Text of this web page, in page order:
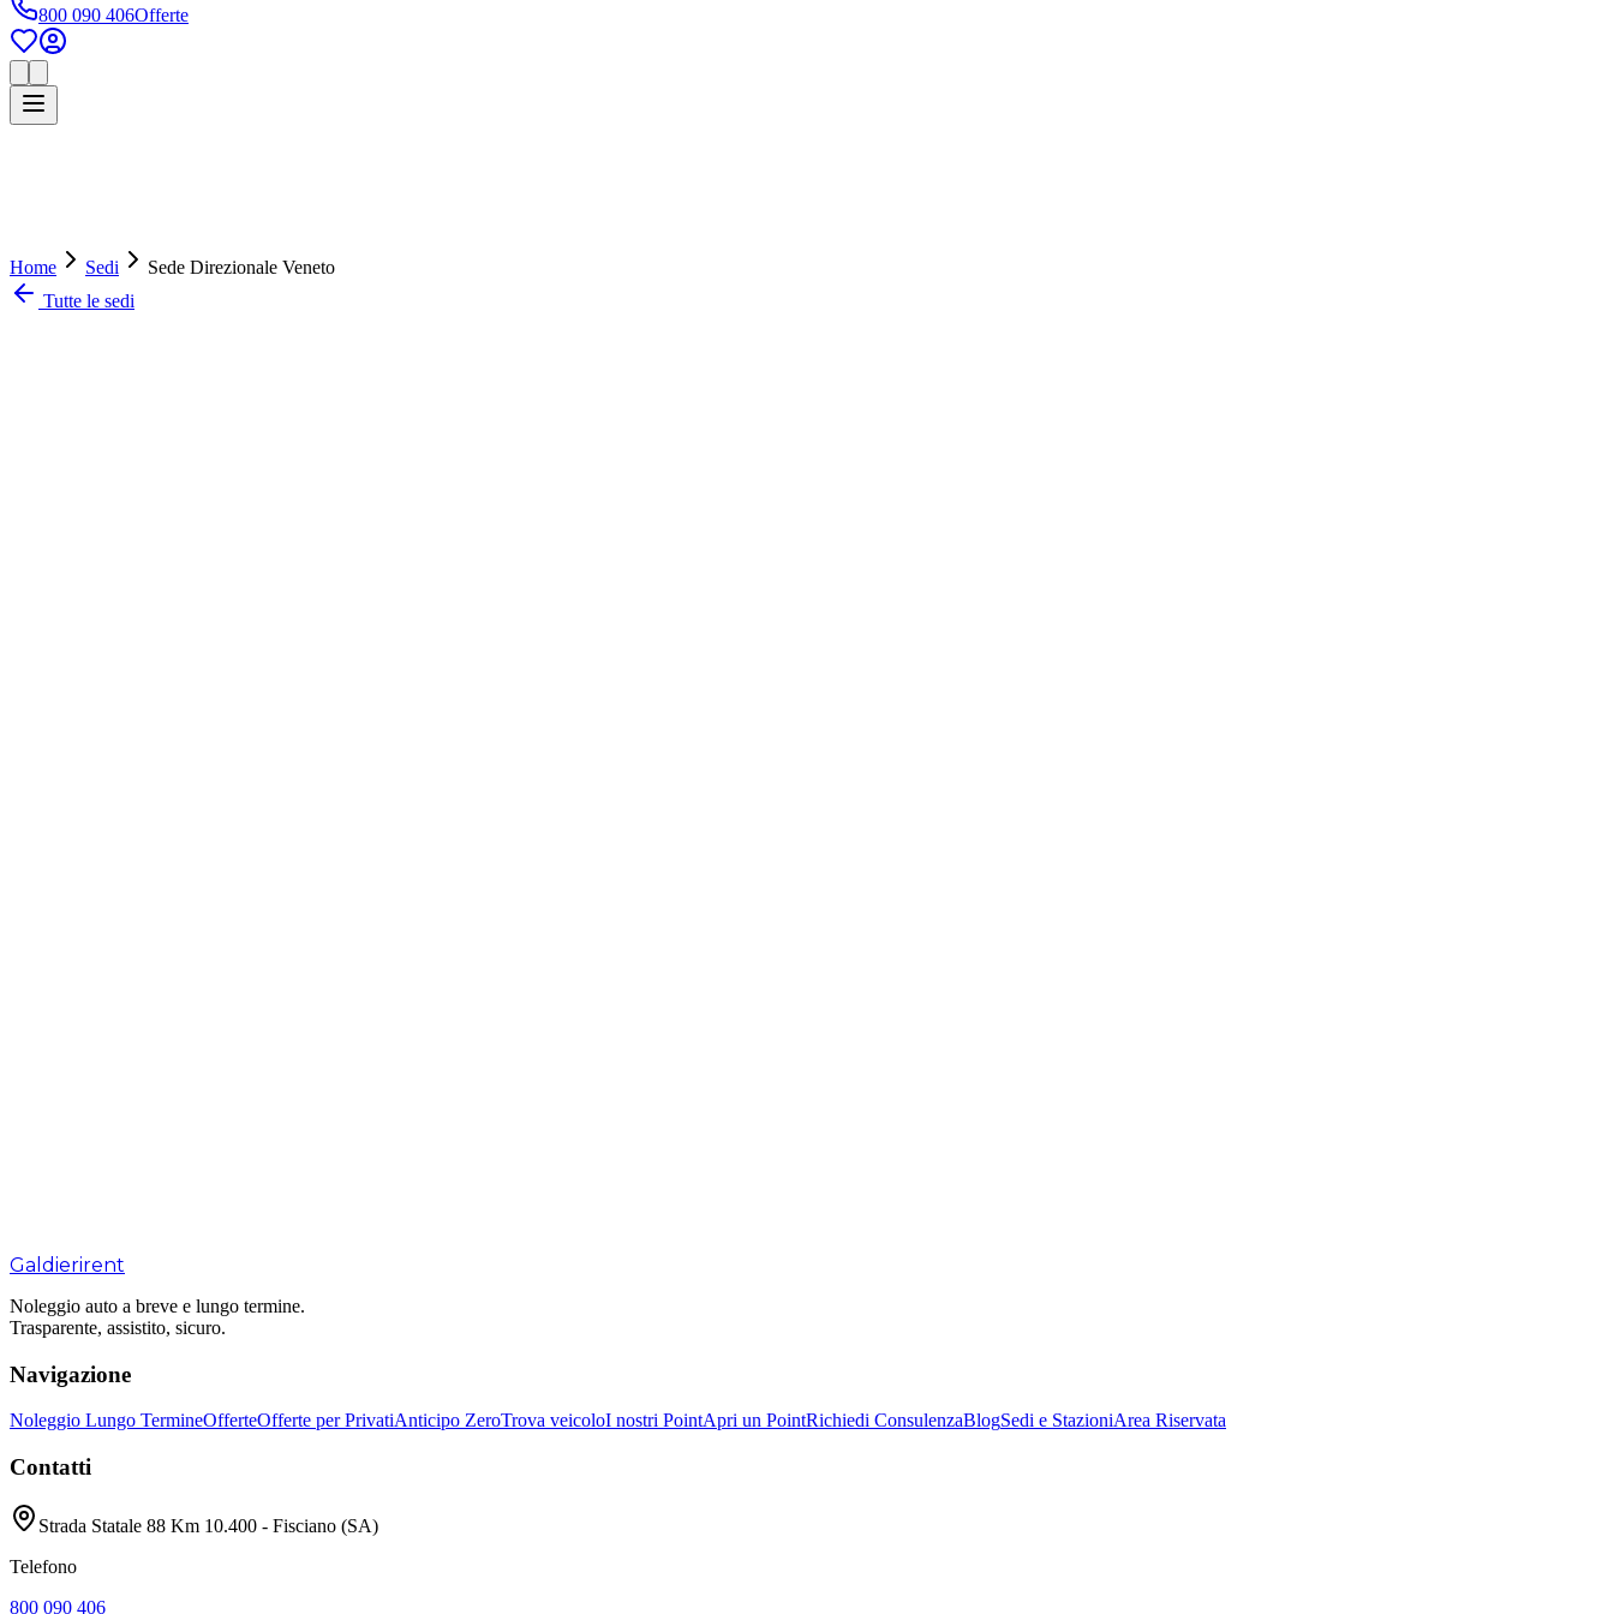
800 090 406Offerte
Home Sedi
Sede Direzionale Veneto
Tutte le sedi
Galdierirent
Noleggio auto a breve e lungo termine.
Trasparente, assistito, sicuro.
Navigazione
Noleggio Lungo TermineOfferteOfferte per PrivatiAnticipo ZeroTrova veicoloI nostri PointApri un PointRichiedi ConsulenzaBlogSedi e StazioniArea Riservata
Contatti
Strada Statale 88 Km 10.400 - Fisciano (SA)
Telefono
800 090 406